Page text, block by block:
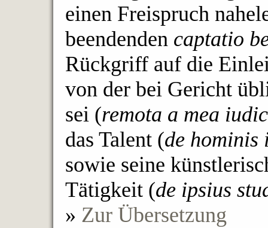
einen Freispruch
beendenden captatio
Rückgriff auf die
von der bei Gericht
sei (remota a mea
das Talent (de hominis
sowie seine
Tätigkeit (de ipsius
» Zur Übersetzung